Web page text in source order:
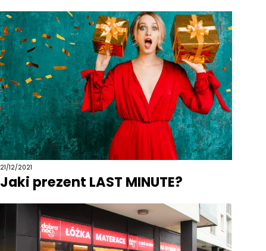
21/12/2021
Jaki prezent LAST MINUTE?